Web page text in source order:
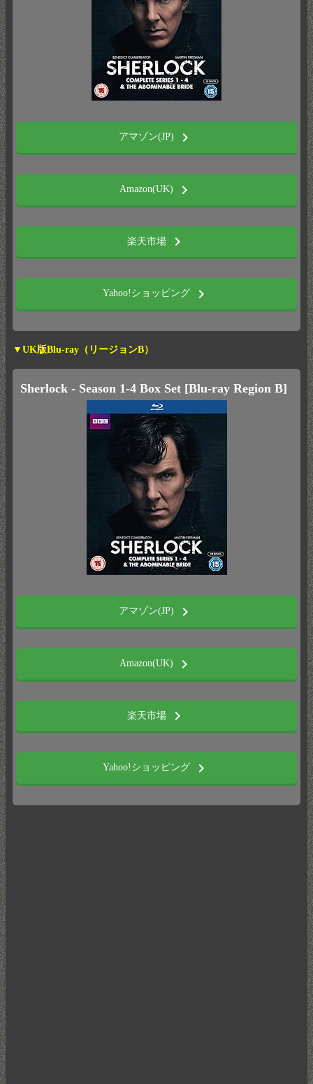
アマゾン(JP) chevron_right
Amazon(UK) chevron_right
楽天市場 chevron_right
Yahoo!ショッピング chevron_right
▼UK版Blu-ray（リージョンB）
Sherlock - Season 1-4 Box Set [Blu-ray Region B]
アマゾン(JP) chevron_right
Amazon(UK) chevron_right
楽天市場 chevron_right
Yahoo!ショッピング chevron_right